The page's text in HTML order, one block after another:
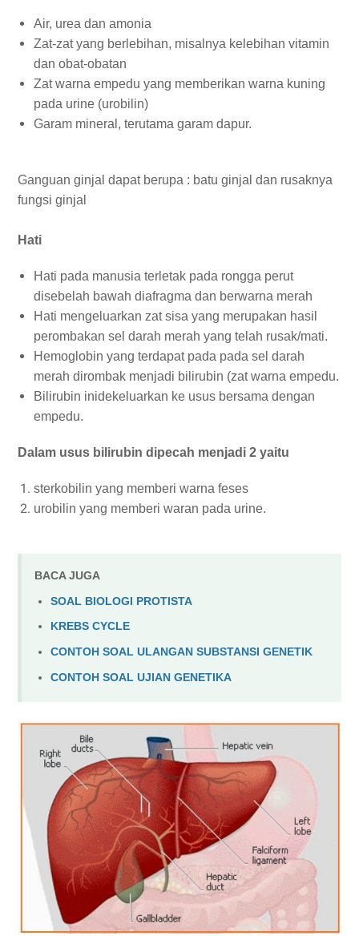
Air, urea dan amonia
Zat-zat yang berlebihan, misalnya kelebihan vitamin
dan obat-obatan
Zat warna empedu yang memberikan warna kuning
pada urine (urobilin)
Garam mineral, terutama garam dapur.
Ganguan ginjal dapat berupa : batu ginjal dan rusaknya
fungsi ginjal
Hati
Hati pada manusia terletak pada rongga perut
disebelah bawah diafragma dan berwarna merah
Hati mengeluarkan zat sisa yang merupakan hasil
perombakan sel darah merah yang telah rusak/mati.
Hemoglobin yang terdapat pada pada sel darah
merah dirombak menjadi bilirubin (zat warna empedu.
Bilirubin inidekeluarkan ke usus bersama dengan
empedu.
Dalam usus bilirubin dipecah menjadi 2 yaitu
sterkobilin yang memberi warna feses
urobilin yang memberi waran pada urine.
BACA JUGA
SOAL BIOLOGI PROTISTA
KREBS CYCLE
CONTOH SOAL ULANGAN SUBSTANSI GENETIK
CONTOH SOAL UJIAN GENETIKA